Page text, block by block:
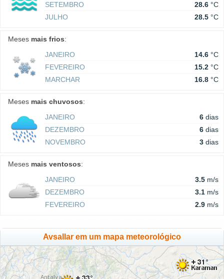
SETEMBRO
28.6 °C
JULHO
28.5 °C
Meses mais frios:
JANEIRO
14.6 °C
FEVEREIRO
15.2 °C
MARCHAR
16.8 °C
Meses mais chuvosos:
JANEIRO
6 dias
DEZEMBRO
6 dias
NOVEMBRO
3 dias
Meses mais ventosos:
JANEIRO
3.5 m/s
DEZEMBRO
3.1 m/s
FEVEREIRO
2.9 m/s
Avsallar em um mapa meteorológico